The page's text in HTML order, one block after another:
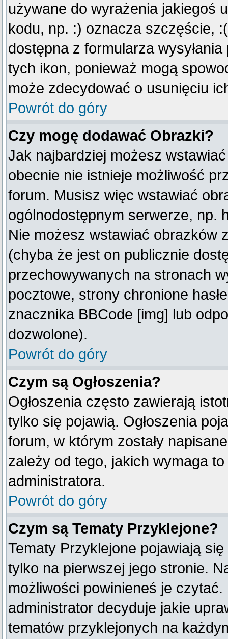
używane do wyrażenia jakiegoś
kodu, np. :) oznacza szczęście,
dostępna z formularza
tych ikon, ponieważ mogą
może zdecydować o usunięciu
Powrót do góry
Czy mogę dodawać Obrazki?
Jak najbardziej możesz
obecnie nie istnieje możliwość
forum. Musisz więc wstawiać
ogólnodostępnym serwerze, np.
Nie możesz wstawiać obrazków
(chyba że jest on publicznie
przechowywanych na stronach
pocztowe, strony chronione
znacznika BBCode [img] lub
dozwolone).
Powrót do góry
Czym są Ogłoszenia?
Ogłoszenia często zawierają
tylko się pojawią. Ogłoszenia
forum, w którym zostały
zależy od tego, jakich wymaga
administratora.
Powrót do góry
Czym są Tematy Przyklejone?
Tematy Przyklejone pojawiają
tylko na pierwszej jego stronie.
możliwości powinieneś je czytać.
administrator decyduje jakie
tematów przyklejonych na